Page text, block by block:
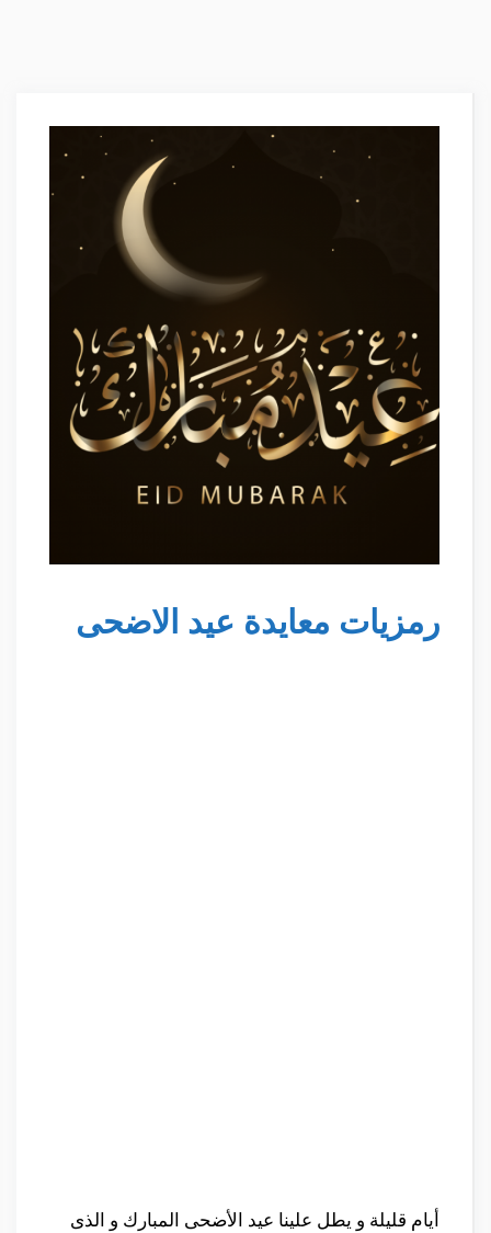
رمزيات معايدة عيد الاضحى
أيام قليلة و يطل علينا عيد الأضحى المبارك و الذى